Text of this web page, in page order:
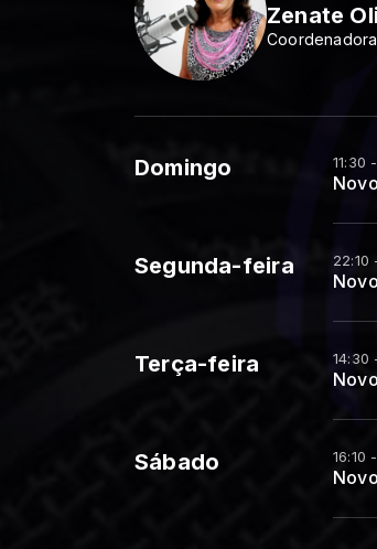
Zenate
Domingo 11:30
Segunda-feira 22:10
Terça-feira 14:30
Sábado 16:10